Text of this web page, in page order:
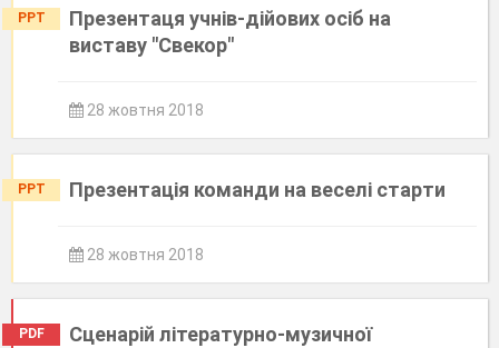
PPT
Презентаця учнів-дійових осіб на
виставу "Свекор"
28 жовтня 2018
PPT Презентація команди на веселі старти
28 жовтня 2018
PDF
Сценарій літературно-музичної